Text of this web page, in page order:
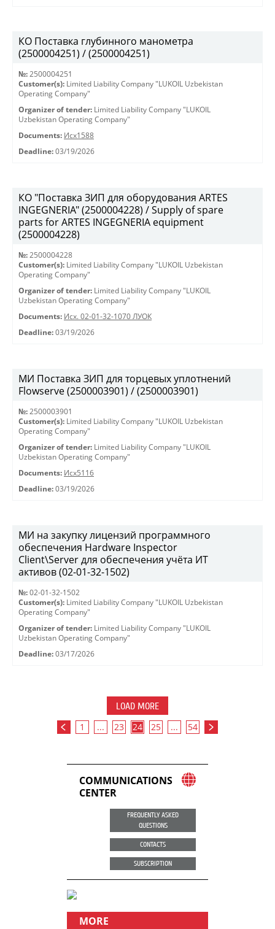
КО Поставка глубинного манометра
(2500004251) / (2500004251)
№: 2500004251
Customer(s): Limited Liability Company "LUKOIL Uzbekistan
Operating Company"
Organizer of tender: Limited Liability Company "LUKOIL
Uzbekistan Operating Company"
Documents: Исх1588
Deadline: 03/19/2026
КО "Поставка ЗИП для оборудования ARTES
INGEGNERIA" (2500004228) / Supply of spare
parts for ARTES INGEGNERIA equipment
(2500004228)
№: 2500004228
Customer(s): Limited Liability Company "LUKOIL Uzbekistan
Operating Company"
Organizer of tender: Limited Liability Company "LUKOIL
Uzbekistan Operating Company"
Documents: Исх. 02-01-32-1070 ЛУОК
Deadline: 03/19/2026
МИ Поставка ЗИП для торцевых уплотнений
Flowserve (2500003901) / (2500003901)
№: 2500003901
Customer(s): Limited Liability Company "LUKOIL Uzbekistan
Operating Company"
Organizer of tender: Limited Liability Company "LUKOIL
Uzbekistan Operating Company"
Documents: Исх5116
Deadline: 03/19/2026
МИ на закупку лицензий программного
обеспечения Hardware Inspector
Client\Server для обеспечения учёта ИТ
активов (02-01-32-1502)
№: 02-01-32-1502
Customer(s): Limited Liability Company "LUKOIL Uzbekistan
Operating Company"
Organizer of tender: Limited Liability Company "LUKOIL
Uzbekistan Operating Company"
Deadline: 03/17/2026
LOAD MORE
1 ... 23 24 25 ... 54
COMMUNICATIONS
CENTER
FREQUENTLY ASKED
QUESTIONS
CONTACTS
SUBSCRIPTION
MORE